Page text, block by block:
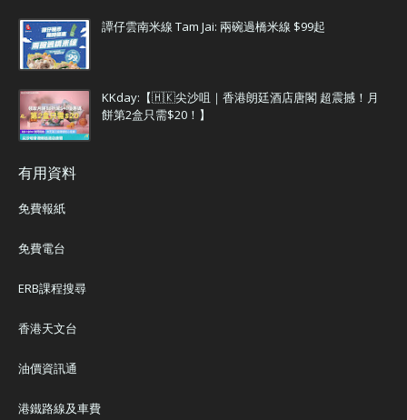
譚仔雲南米線 Tam Jai: 兩碗過橋米線 $99起
KKday:【🇭🇰尖沙咀｜香港朗廷酒店唐閣 超震撼！月
餅第2盒只需$20！】
有用資料
免費報紙
免費電台
ERB課程搜尋
香港天文台
油價資訊通
港鐵路線及車費